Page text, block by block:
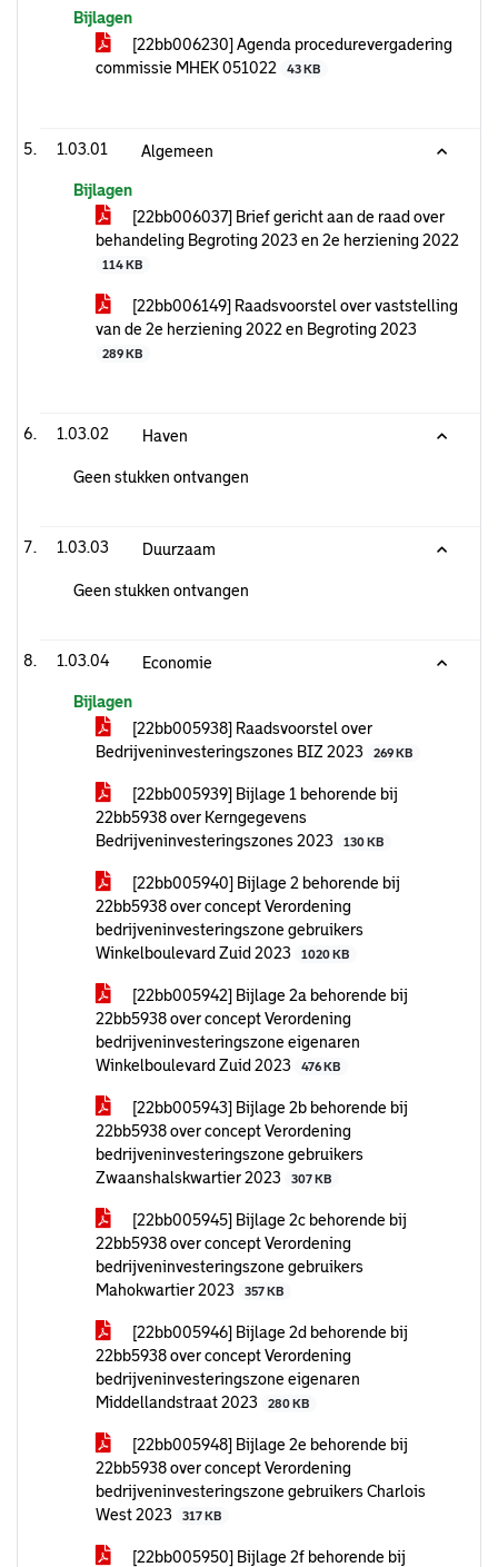
Bijlagen
[22bb006230] Agenda procedurevergadering
commissie MHEK 051022
43 KB
1.03.01 Algemeen
Bijlagen
[22bb006037] Brief gericht aan de raad over
behandeling Begroting 2023 en 2e herziening 2022
114 KB
[22bb006149] Raadsvoorstel over vaststelling
van de 2e herziening 2022 en Begroting 2023
289 KB
1.03.02 Haven
Geen stukken ontvangen
1.03.03 Duurzaam
Geen stukken ontvangen
1.03.04 Economie
Bijlagen
[22bb005938] Raadsvoorstel over
Bedrijveninvesteringszones BIZ 2023
269 KB
[22bb005939] Bijlage 1 behorende bij
22bb5938 over Kerngegevens
Bedrijveninvesteringszones 2023
130 KB
[22bb005940] Bijlage 2 behorende bij
22bb5938 over concept Verordening
bedrijveninvesteringszone gebruikers
Winkelboulevard Zuid 2023
1020 KB
[22bb005942] Bijlage 2a behorende bij
22bb5938 over concept Verordening
bedrijveninvesteringszone eigenaren
Winkelboulevard Zuid 2023
476 KB
[22bb005943] Bijlage 2b behorende bij
22bb5938 over concept Verordening
bedrijveninvesteringszone gebruikers
Zwaanshalskwartier 2023
307 KB
[22bb005945] Bijlage 2c behorende bij
22bb5938 over concept Verordening
bedrijveninvesteringszone gebruikers
Mahokwartier 2023
357 KB
[22bb005946] Bijlage 2d behorende bij
22bb5938 over concept Verordening
bedrijveninvesteringszone eigenaren
Middellandstraat 2023
280 KB
[22bb005948] Bijlage 2e behorende bij
22bb5938 over concept Verordening
bedrijveninvesteringszone gebruikers Charlois
West 2023
317 KB
[22bb005950] Bijlage 2f behorende bij